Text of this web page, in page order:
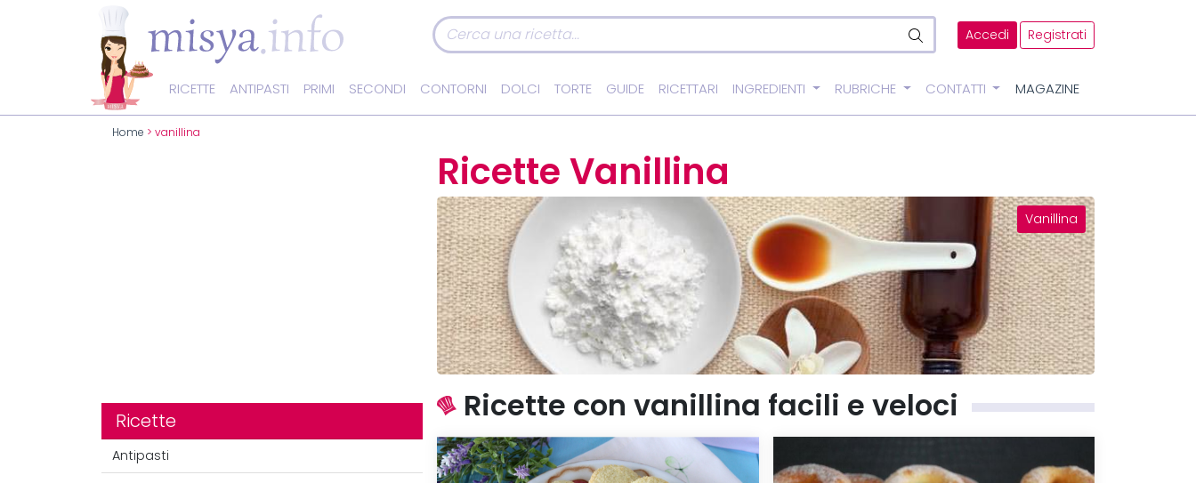
Accedi Registrati
RICETTE ANTIPASTI PRIMI SECONDI CONTORNI DOLCI TORTE GUIDE RICETTARI INGREDIENTI RUBRICHE CONTATTI MAGAZINE
Home > vanillina
Ricette
Antipasti
Ricette Vanillina
Vanillina
Ricette con vanillina facili e veloci